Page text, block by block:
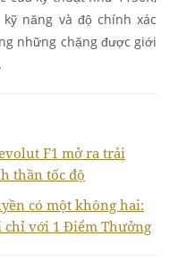
năng và độ chính xác
những chặng được giới
F1 mở ra trải
thần tốc độ
có một không hai:
chỉ với 1 Điểm Thưởng